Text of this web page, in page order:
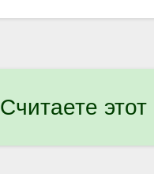
Считаете